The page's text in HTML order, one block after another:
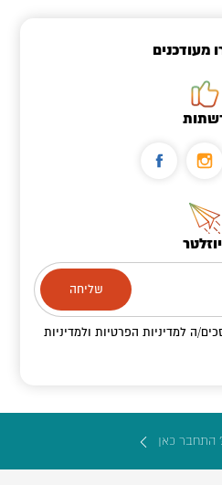
מעודכנים
הלמדיניות הפרטיות ולמדיניות
התחבר כאן